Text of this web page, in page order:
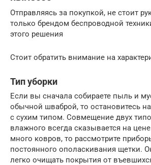
Отправляясь за покупкой, не стоит
только брендом беспроводной
этого решения
Стоит обратить внимание на
Тип уборки
Если вы сначала собираете пыль и
обычной шваброй, то остановитесь
с сухим типом. Совмещение двух
влажного всегда сказывается на
много ковров, то рассмотрите
постоянного ополаскивания щетки.
легко очищать покрытия от